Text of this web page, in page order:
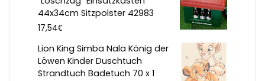
44x34cm Sitzpolster 42983
17,54€
Lion King Simba Nala König der
Löwen Kinder Duschtuch
Strandtuch Badetuch 70 x 1